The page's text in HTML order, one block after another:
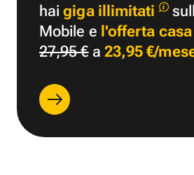
haigiga illimitati
Mobile e l'offerta
27,95 €a 23,95 €/